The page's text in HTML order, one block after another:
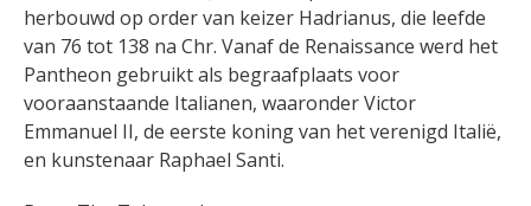
herbouwd op order van keizer Hadrianus, die leefde
van 76 tot 138 na Chr. Vanaf de Renaissance werd het
Pantheon gebruikt als begraafplaats voor
vooraanstaande Italianen, waaronder Victor
Emmanuel II, de eerste koning van het verenigd Italië,
en kunstenaar Raphael Santi.